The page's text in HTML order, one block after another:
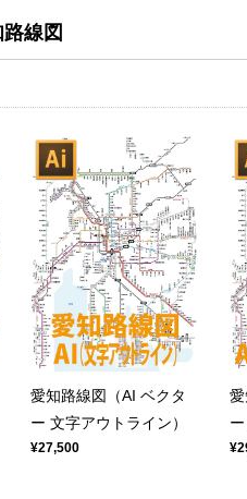
線図
愛知路線図（AI ベクタ
ー 文字アウトライン）
¥27,500